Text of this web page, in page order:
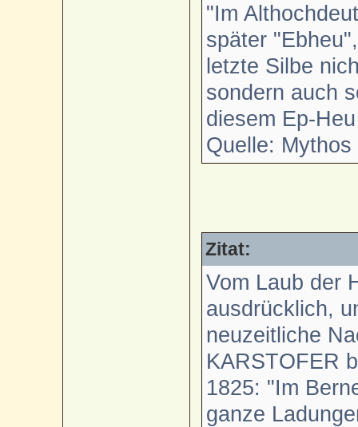
"Im
später
letzte Silbe
sondern auch
diesem Ep-
Quelle:
Zitat:
Vom Laub der
ausdrücklich,
neuzeitliche
KARSTOFER
1825: "Im
ganze